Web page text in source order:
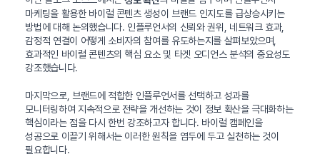
마케팅을 활용한 바이럴 콘텐츠 생성이 브랜드 인지도를 급상승시키는
방법에 대해 논의했습니다. 인플루언서의 신뢰와 권위, 네트워크 효과,
감정적 연결이 어떻게 소비자의 참여를 유도하는지를 살펴보았으며,
효과적인 바이럴 콘텐츠의 핵심 요소 및 타겟 오디언스 분석의 중요성도
강조했습니다.
마지막으로, 브랜드에 적합한 인플루언서를 선택하고 성과를
모니터링하여 지속적으로 전략을 개선하는 것이 정보 확산을 극대화하는
핵심이라는 점을 다시 한번 강조하고자 합니다. 바이럴 캠페인을
성공으로 이끌기 위해서는 이러한 원칙을 염두에 두고 실천하는 것이
필요합니다.